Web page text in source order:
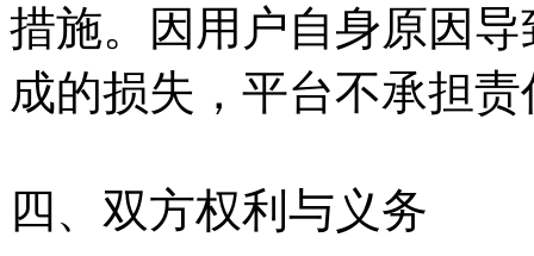
措施。因用户自身原因
成的损失，平台不承担责
四、双方权利与义务